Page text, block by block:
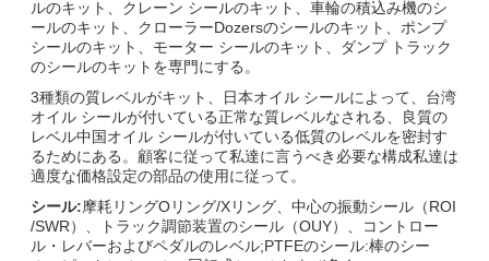
ルのキット、クレーン シールのキット、車輪の積込み機のシ
ールのキット、クローラーDozersのシールのキット、ポンプ
シールのキット、モーター シールのキット、ダンプ トラック
のシールのキットを専門にする。
3種類の質レベルがキット、日本オイル シールによって、台湾
オイル シールが付いている正常な質レベルなされる、良質の
レベル中国オイル シールが付いている低質のレベルを密封す
るためにある。顧客に従って私達に言うべき必要な構成私達は
適度な価格設定の部品の使用に従って。
シール:摩耗リングOリング/Xリング、中心の振動シール（ROI
/SWR）、トラック調節装置のシール（OUY）、コントロー
ル・レバーおよびペダルのレベル;PTFEのシール:棒のシー